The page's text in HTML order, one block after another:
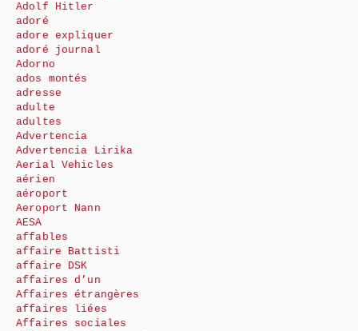
Adolf Hitler
adoré
adore expliquer
adoré journal
Adorno
ados montés
adresse
adulte
adultes
Advertencia
Advertencia Lirika
Aerial Vehicles
aérien
aéroport
Aeroport Nann
AESA
affables
affaire Battisti
affaire DSK
affaires d’un
Affaires étrangères
affaires liées
Affaires sociales